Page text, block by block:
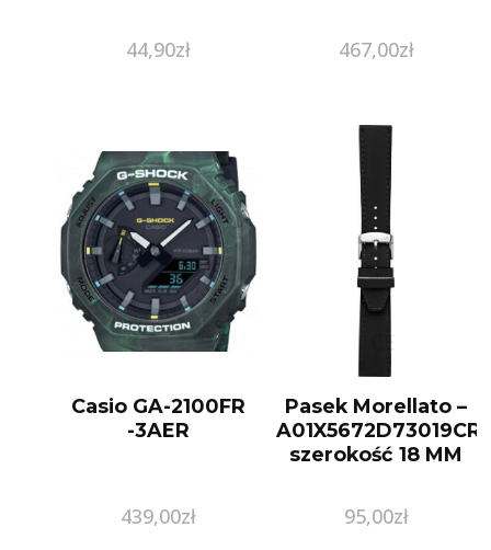
44,90zł 467,00zł
Casio GA-2100FR
-3AER
439,00zł
Pasek Morellato –
szerokość 18 MM
95,00zł